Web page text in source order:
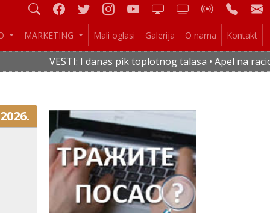
MARKETING Mali oglasi Galerija O nama Kontakt
I danas pik toplotnog talasa • Apel na racionalnu